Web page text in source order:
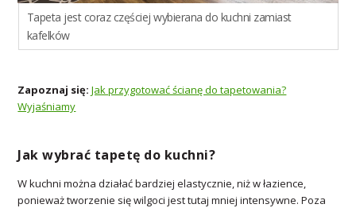
Tapeta jest coraz częściej wybierana do kuchni zamiast
kafelków
Zapoznaj się: Jak przygotować ścianę do tapetowania?
Wyjaśniamy
Jak wybrać tapetę do kuchni?
W kuchni można działać bardziej elastycznie, niż w łazience,
ponieważ tworzenie się wilgoci jest tutaj mniej intensywne. Poza